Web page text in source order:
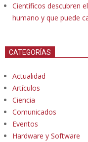
Científicos descubren
humano y que puede
CATEGORÍAS
Actualidad
Artículos
Ciencia
Comunicados
Eventos
Hardware y Software